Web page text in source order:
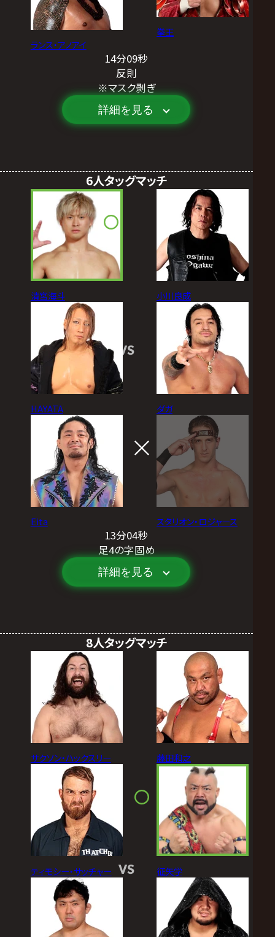
ランス・アノアイ
拳王
14分09秒
反則
※マスク剥ぎ
詳細を見る
6人タッグマッチ
清宮海斗
HAYATA
Eita
VS
小川良成
ダガ
スタリオン・ロジャース
13分04秒
足4の字固め
詳細を見る
8人タッグマッチ
サクソン・ハックスリー
ティモシー・サッチャー VS
藤田和之
征矢学